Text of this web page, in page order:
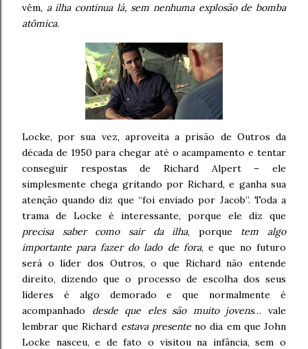
vêm, a ilha continua lá, sem nenhuma explosão de bomba
atômica.
Locke, por sua vez, aproveita a prisão de Outros da
década de 1950 para chegar até o acampamento e tentar
conseguir respostas de Richard Alpert – ele
simplesmente chega gritando por Richard, e ganha sua
atenção quando diz que “foi enviado por Jacob”. Toda a
trama de Locke é interessante, porque ele diz que
precisa saber como sair da ilha, porque tem algo
importante para fazer do lado de fora, e que no futuro
será o líder dos Outros, o que Richard não entende
direito, dizendo que o processo de escolha dos seus
líderes é algo demorado e que normalmente é
acompanhado desde que eles são muito jovens… vale
lembrar que Richard estava presenteno dia em que John
Locke nasceu, e de fato o visitou na infância, sem o